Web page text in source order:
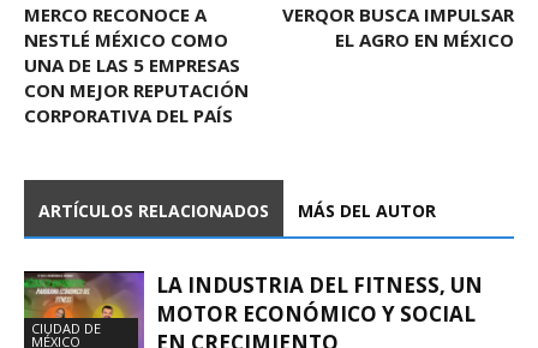
MERCO RECONOCE A
NESTLÉ MÉXICO COMO
UNA DE LAS 5 EMPRESAS
CON MEJOR REPUTACIÓN
CORPORATIVA DEL PAÍS
VERQOR BUSCA IMPULSAR
EL AGRO EN MÉXICO
ARTÍCULOS RELACIONADOS MÁS DEL AUTOR
CIUDAD DE
MÉXICO
LA INDUSTRIA DEL FITNESS, UN
MOTOR ECONÓMICO Y SOCIAL
EN CRECIMIENTO